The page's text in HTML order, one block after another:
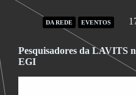
DA REDE EVENTOS
Pesquisadores da LAVITS
EGI